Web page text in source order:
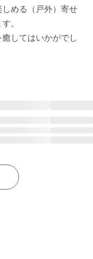
める（戸外）寄せ
。
してはいかがでし